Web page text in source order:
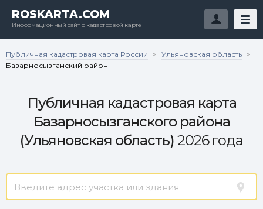
ROSKARTA.COM
Информационный сайт о кадастровой карте
Публичная кадастровая карта России > Ульяновская область >
Базарносызганский район
Публичная кадастровая карта
Базарносызганского района
(Ульяновская область) 2026 года